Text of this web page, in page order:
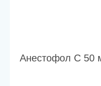
Анестофол C 50